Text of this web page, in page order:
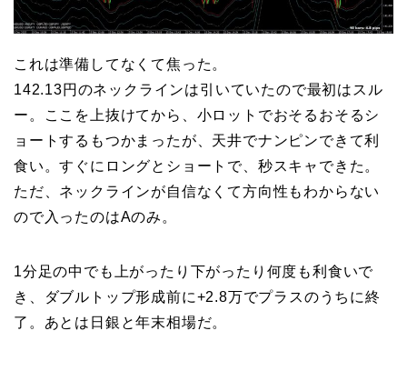
これは準備してなくて焦った。
142.13円のネックラインは引いていたので最初はスル
ー。ここを上抜けてから、小ロットでおそるおそるシ
ョートするもつかまったが、天井でナンピンできて利
食い。すぐにロングとショートで、秒スキャできた。
ただ、ネックラインが自信なくて方向性もわからない
ので入ったのはAのみ。
1分足の中でも上がったり下がったり何度も利食いで
き、ダブルトップ形成前に+2.8万でプラスのうちに終
了。あとは日銀と年末相場だ。